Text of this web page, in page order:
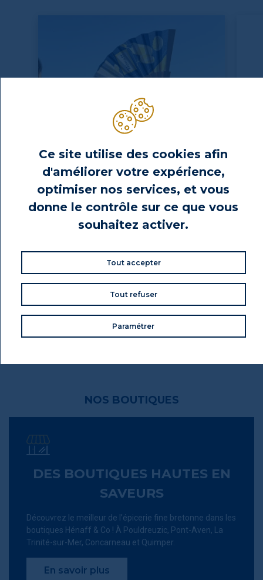
Ce site utilise des cookies afin
d'améliorer votre expérience,
optimiser nos services, et vous
donne le contrôle sur ce que vous
souhaitez activer.
Tout accepter
Tout refuser
Paramétrer
L'éventail Hénaff
D'AUTRES IDÉES CADEAUX
NOS BOUTIQUES
DES BOUTIQUES HAUTES EN
SAVEURS
Découvrez le meilleur de l’épicerie fine bretonne dans les
boutiques Hénaff & Co ! À Pouldreuzic, Pont-Aven, La
Trinité-sur-Mer, Concarneau et Quimper.
En savoir plus